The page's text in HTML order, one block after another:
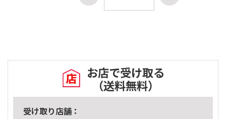
お店で受け取る
（送料無料）
受け取り店舗：